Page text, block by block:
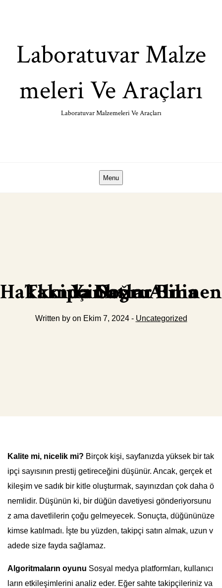
Laboratuvar Malze
meleri Ve Araçları
Laboratuvar Malzemeleri Ve Araçları
Menu
Takipçi Satın Alma Hakkında Doğru Bilinen Yanlışlar
Written by on Ekim 7, 2024 - Uncategorized
Kalite mi, nicelik mi? Birçok kişi, sayfanızda yüksek bir tak
ipçi sayısının prestij getireceğini düşünür. Ancak, gerçek et
kileşim ve sadık bir kitle oluşturmak, sayınızdan çok daha ö
nemlidir. Düşünün ki, bir düğün davetiyesi gönderiyorsunu
z ama davetlilerin çoğu gelmeyecek. Sonuçta, düğününüze
kimse katılmadı. İşte bu yüzden, takipçi satın almak, uzun v
adede size fayda sağlamaz.
Algoritmaların oyunu Sosyal medya platformları, kullanıcı
ların etkileşimlerini analiz eder. Eğer sahte takipçileriniz va